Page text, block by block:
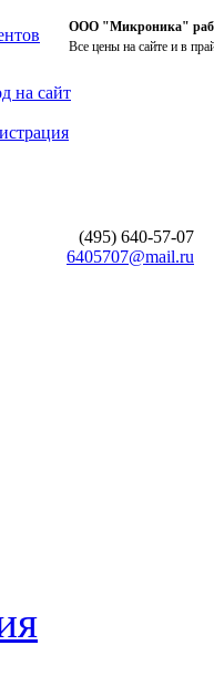
ООО "Микроника"
Все цены на сайте и в
на сайт
(495) 640-57-07
6405707@mail.ru